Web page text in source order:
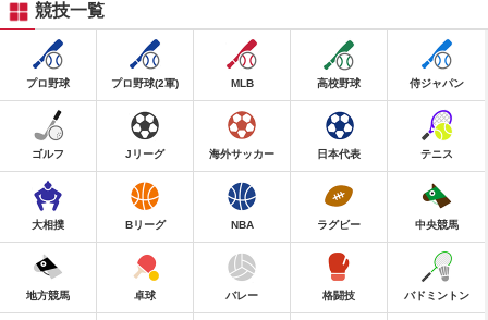
競技一覧
プロ野球 プロ野球(2軍) MLB 高校野球 侍ジャパン
ゴルフ Jリーグ 海外サッカー 日本代表 テニス
大相撲 Bリーグ NBA ラグビー 中央競馬
地方競馬 卓球 バレー 格闘技 バドミントン